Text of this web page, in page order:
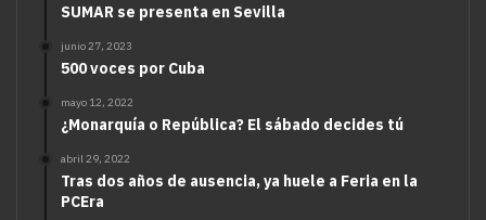
SUMAR se presenta en Sevilla
junio 27, 2023
500 voces por Cuba
mayo 12, 2022
¿Monarquía o República? El sábado decides tú
abril 29, 2022
Tras dos años de ausencia, ya huele a Feria en la
PCEra